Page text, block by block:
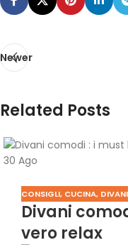
Newer
Related Posts
30 Ago
CONSIGLI, CUCINA, DIVANI
Divani
vero relax